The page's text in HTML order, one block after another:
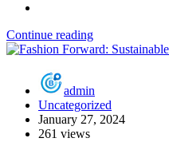
Continue reading
admin
Uncategorized
January 27, 2024
261 views